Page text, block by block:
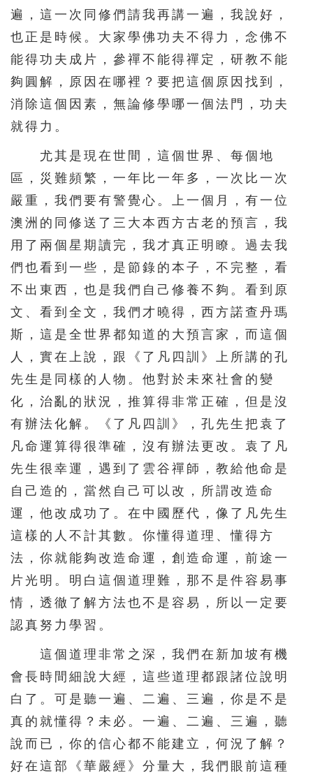
遍，這一次同修們請我再講一遍，我說好，
也正是時候。大家學佛功夫不得力，念佛不
能得功夫成片，參禪不能得禪定，研教不能
夠圓解，原因在哪裡？要把這個原因找到，
消除這個因素，無論修學哪一個法門，功夫
就得力。
尤其是現在世間，這個世界、每個地
區，災難頻繁，一年比一年多，一次比一次
嚴重，我們要有警覺心。上一個月，有一位
澳洲的同修送了三大本西方古老的預言，我
用了兩個星期讀完，我才真正明瞭。過去我
們也看到一些，是節錄的本子，不完整，看
不出東西，也是我們自己修養不夠。看到原
文、看到全文，我們才曉得，西方諾查丹瑪
斯，這是全世界都知道的大預言家，而這個
人，實在上說，跟《了凡四訓》上所講的孔
先生是同樣的人物。他對於未來社會的變
化，治亂的狀況，推算得非常正確，但是沒
有辦法化解。《了凡四訓》，孔先生把袁了
凡命運算得很準確，沒有辦法更改。袁了凡
先生很幸運，遇到了雲谷禪師，教給他命是
自己造的，當然自己可以改，所謂改造命
運，他改成功了。在中國歷代，像了凡先生
這樣的人不計其數。你懂得道理、懂得方
法，你就能夠改造命運，創造命運，前途一
片光明。明白這個道理難，那不是件容易事
情，透徹了解方法也不是容易，所以一定要
認真努力學習。
這個道理非常之深，我們在新加坡有機
會長時間細說大經，這些道理都跟諸位說明
白了。可是聽一遍、二遍、三遍，你是不是
真的就懂得？未必。一遍、二遍、三遍，聽
說而已，你的信心都不能建立，何況了解？
好在這部《華嚴經》分量大，我們眼前這種